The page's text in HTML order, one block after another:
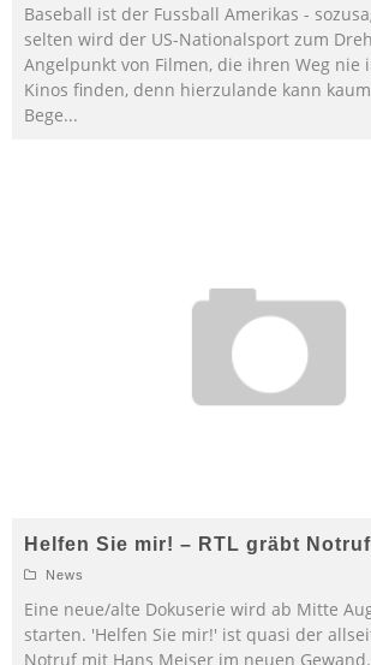
Baseball ist der Fussball Amerikas -
selten wird der US-Nationalsport zum
Angelpunkt von Filmen, die ihren Weg nie
Kinos finden, denn hierzulande kann
Bege...
Helfen Sie mir! – RTL gräbt
News
Eine neue/alte Dokuserie wird ab Mitte
starten. 'Helfen Sie mir!' ist quasi der
Notruf mit Hans Meiser im neuen